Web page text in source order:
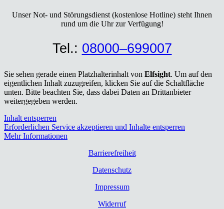
Unser Not- und Stö­rungs­dienst (kos­ten­lo­se Hot­line) steht Ihnen
rund um die Uhr zur Ver­fü­gung!
Tel.: 08000–699007
Sie sehen gerade einen Platzhalterinhalt von Elfsight. Um auf den
eigentlichen Inhalt zuzugreifen, klicken Sie auf die Schaltfläche
unten. Bitte beachten Sie, dass dabei Daten an Drittanbieter
weitergegeben werden.
Inhalt entsperren
Erforderlichen Service akzeptieren und Inhalte entsperren
Mehr Informationen
Bar­rie­re­frei­heit
Daten­schutz
Impres­sum
Wider­ruf